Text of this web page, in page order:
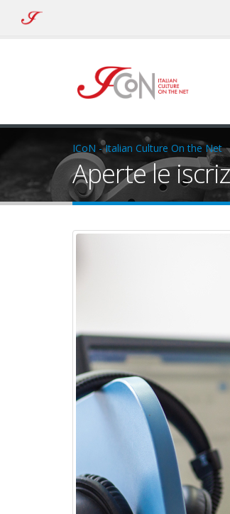
ICoN
ICoN - Italian Culture On the Net
Aperte le